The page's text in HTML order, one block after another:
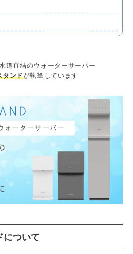
道直結のウォーターサーバー
タンドが執筆しています
について